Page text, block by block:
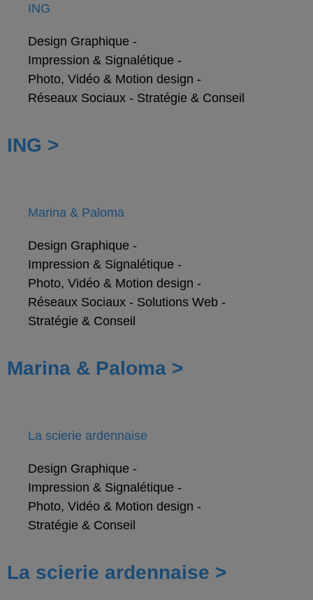
ING
Design Graphique -
Impression & Signalétique -
Photo, Vidéo & Motion design -
Réseaux Sociaux - Stratégie & Conseil
ING >
Marina & Paloma
Design Graphique -
Impression & Signalétique -
Photo, Vidéo & Motion design -
Réseaux Sociaux - Solutions Web -
Stratégie & Conseil
Marina & Paloma >
La scierie ardennaise
Design Graphique -
Impression & Signalétique -
Photo, Vidéo & Motion design -
Stratégie & Conseil
La scierie ardennaise >